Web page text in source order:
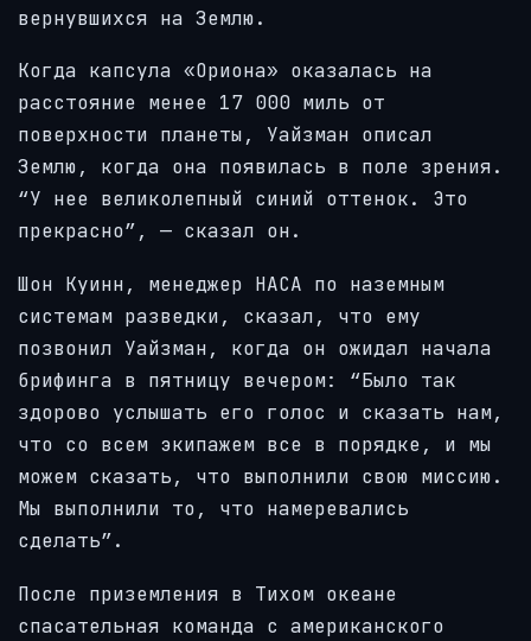
вернувшихся на Землю.
Когда капсула «Ориона» оказалась на
расстояние менее 17 000 миль от
поверхности планеты, Уайзман описал
Землю, когда она появилась в поле зрения.
“У нее великолепный синий оттенок. Это
прекрасно”, — сказал он.
Шон Куинн, менеджер НАСА по наземным
системам разведки, сказал, что ему
позвонил Уайзман, когда он ожидал начала
брифинга в пятницу вечером: “Было так
здорово услышать его голос и сказать нам,
что со всем экипажем все в порядке, и мы
можем сказать, что выполнили свою миссию.
Мы выполнили то, что намеревались
сделать”.
После приземления в Тихом океане
спасательная команда с американского